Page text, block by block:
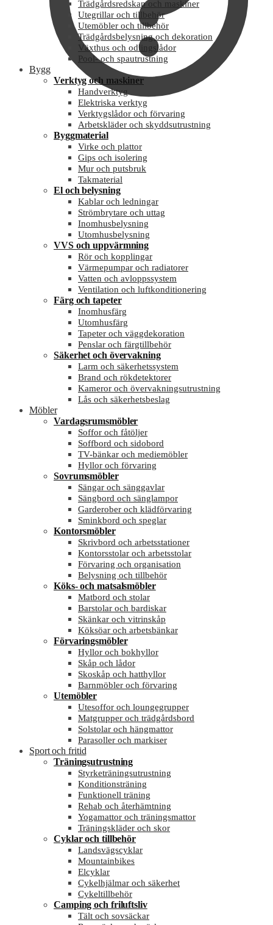
Trädgårdsredskap och maskiner
Utegrillar och tillbehör
Utemöbler och tillbehör
Trädgårdsbelysning och dekoration
Växthus och odlingslådor
Pool- och spautrustning
Bygg
Verktyg och maskiner
Handverktyg
Elektriska verktyg
Verktygslådor och förvaring
Arbetskläder och skyddsutrustning
Byggmaterial
Virke och plattor
Gips och isolering
Mur och putsbruk
Takmaterial
El och belysning
Kablar och ledningar
Strömbrytare och uttag
Inomhusbelysning
Utomhusbelysning
VVS och uppvärmning
Rör och kopplingar
Värmepumpar och radiatorer
Vatten och avloppssystem
Ventilation och luftkonditionering
Färg och tapeter
Inomhusfärg
Utomhusfärg
Tapeter och väggdekoration
Penslar och färgtillbehör
Säkerhet och övervakning
Larm och säkerhetssystem
Brand och rökdetektorer
Kameror och övervakningsutrustning
Lås och säkerhetsbeslag
Möbler
Vardagsrumsmöbler
Soffor och fåtöljer
Soffbord och sidobord
TV-bänkar och mediemöbler
Hyllor och förvaring
Sovrumsmöbler
Sängar och sänggavlar
Sängbord och sänglampor
Garderober och klädförvaring
Sminkbord och speglar
Kontorsmöbler
Skrivbord och arbetsstationer
Kontorsstolar och arbetsstolar
Förvaring och organisation
Belysning och tillbehör
Köks- och matsalsmöbler
Matbord och stolar
Barstolar och bardiskar
Skänkar och vitrinskåp
Köksöar och arbetsbänkar
Förvaringsmöbler
Hyllor och bokhyllor
Skåp och lådor
Skoskåp och hatthyllor
Barnmöbler och förvaring
Utemöbler
Utesoffor och loungegrupper
Matgrupper och trädgårdsbord
Solstolar och hängmattor
Parasoller och markiser
Sport och fritid
Träningsutrustning
Styrketräningsutrustning
Konditionsträning
Funktionell träning
Rehab och återhämtning
Yogamattor och träningsmattor
Träningskläder och skor
Cyklar och tillbehör
Landsvägscyklar
Mountainbikes
Elcyklar
Cykelhjälmar och säkerhet
Cykeltillbehör
Camping och friluftsliv
Tält och sovsäckar